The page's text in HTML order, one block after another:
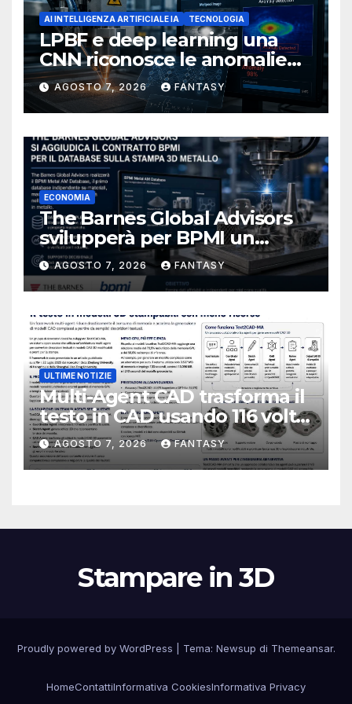
AI INTELLIGENZA ARTIFICIALE IA TECNOLOGIA
LPBF e deep learning una
CNN riconosce le anomalie
del bagno di fusione
AGOSTO 7, 2026 FANTASY
ECONOMIA
The Barnes Global Advisors
svilupperà per BPMI un
database per la stampa 3D
metallica destinata alla filiera
navale statunitense
AGOSTO 7, 2026 FANTASY
ULTIME NOTIZIE
Multi-Agent CAD trasforma il
testo in CAD usando 116 volte
meno token
AGOSTO 7, 2026 FANTASY
Stampare in 3D
Proudly powered by WordPress Tema: Newsup di Themeansar.
HomeContattiInformativa CookiesInformativa Privacy